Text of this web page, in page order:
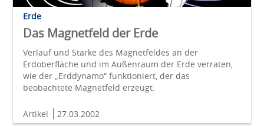
Erde
Das Magnetfeld der Erde
Verlauf und Stärke des Magnetfeldes an der
Erdoberfläche und im Außenraum der Erde verraten,
wie der „Erddynamo“ funktioniert, der das
beobachtete Magnetfeld erzeugt.
Artikel 27.03.2002